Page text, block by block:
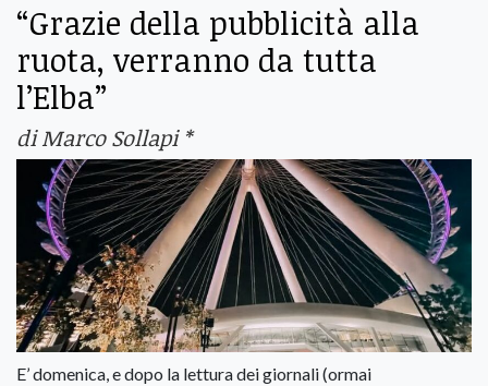
“Grazie della pubblicità alla
ruota, verranno da tutta
l’Elba”
di Marco Sollapi *
E’ domenica, e dopo la lettura dei giornali (ormai